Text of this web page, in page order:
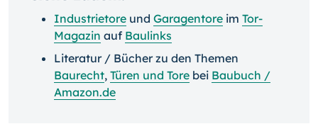
Industrietore und Garagentore im Tor-
Magazin auf Baulinks
Literatur / Bücher zu den Themen
Baurecht, Türen und Tore bei Baubuch /
Amazon.de